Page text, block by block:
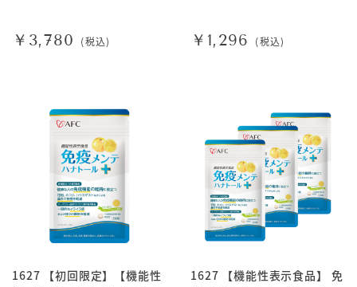
￥3,780 (税込) ￥1,296 (税込)
1627 【初回限定】【機能性
1627 【機能性表示食品】 免